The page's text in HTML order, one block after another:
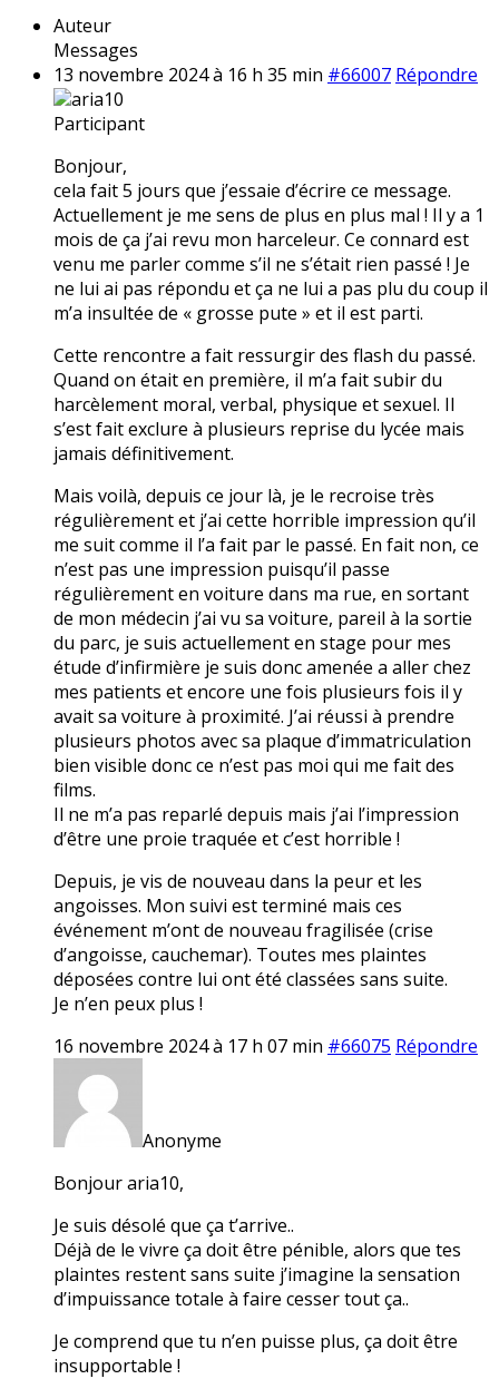
Auteur
Messages
13 novembre 2024 à 16 h 35 min #66007 Répondre
aria10
Participant
Bonjour,
cela fait 5 jours que j’essaie d’écrire ce message.
Actuellement je me sens de plus en plus mal ! Il y a 1
mois de ça j’ai revu mon harceleur. Ce connard est
venu me parler comme s’il ne s’était rien passé ! Je
ne lui ai pas répondu et ça ne lui a pas plu du coup il
m’a insultée de « grosse pute » et il est parti.
Cette rencontre a fait ressurgir des flash du passé.
Quand on était en première, il m’a fait subir du
harcèlement moral, verbal, physique et sexuel. Il
s’est fait exclure à plusieurs reprise du lycée mais
jamais définitivement.
Mais voilà, depuis ce jour là, je le recroise très
régulièrement et j’ai cette horrible impression qu’il
me suit comme il l’a fait par le passé. En fait non, ce
n’est pas une impression puisqu’il passe
régulièrement en voiture dans ma rue, en sortant
de mon médecin j’ai vu sa voiture, pareil à la sortie
du parc, je suis actuellement en stage pour mes
étude d’infirmière je suis donc amenée a aller chez
mes patients et encore une fois plusieurs fois il y
avait sa voiture à proximité. J’ai réussi à prendre
plusieurs photos avec sa plaque d’immatriculation
bien visible donc ce n’est pas moi qui me fait des
films.
Il ne m’a pas reparlé depuis mais j’ai l’impression
d’être une proie traquée et c’est horrible !
Depuis, je vis de nouveau dans la peur et les
angoisses. Mon suivi est terminé mais ces
événement m’ont de nouveau fragilisée (crise
d’angoisse, cauchemar). Toutes mes plaintes
déposées contre lui ont été classées sans suite.
Je n’en peux plus !
16 novembre 2024 à 17 h 07 min #66075 Répondre
Anonyme
Bonjour aria10,
Je suis désolé que ça t’arrive..
Déjà de le vivre ça doit être pénible, alors que tes
plaintes restent sans suite j’imagine la sensation
d’impuissance totale à faire cesser tout ça..
Je comprend que tu n’en puisse plus, ça doit être
insupportable !